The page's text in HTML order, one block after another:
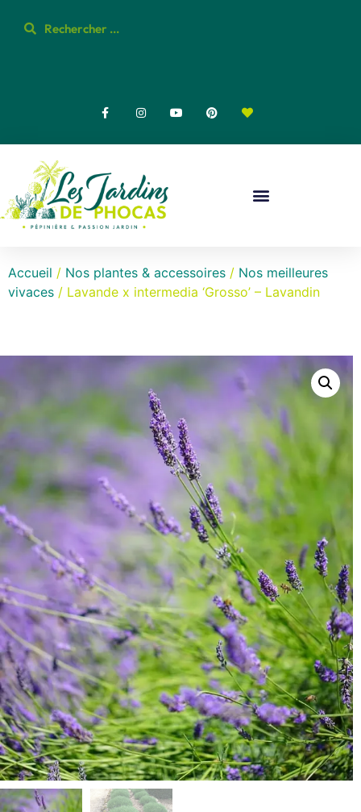
Accueil / Nos plantes & accessoires / Nos meilleures
vivaces / Lavande x intermedia ‘Grosso’ – Lavandin